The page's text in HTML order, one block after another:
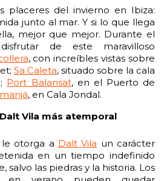
placeres del invierno en Ibiza:
junto al mar. Y si lo que llega
mejor que mejor. Durante el
de este maravilloso
, con increíbles vistas sobre
Sa Caleta, situado sobre la cala
Port Balansat, en el Puerto de
, en Cala Jondal.
Vila más atemporal
otorga a Dalt Vila un carácter
en un tiempo indefinido
salvo las piedras y la historia. Los